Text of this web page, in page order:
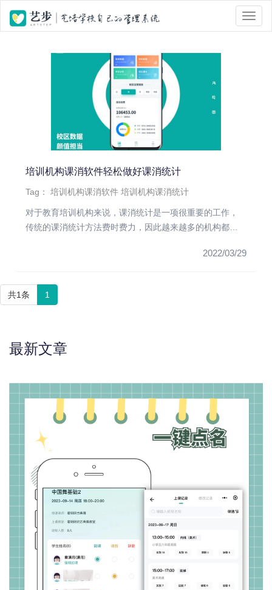
位置 : 首页 > Tag 标签页面 > 培训机构课消统计
培训机构课消软件轻松做好课消统计
Tag：培训机构课消软件 培训机构课消统计
对于教育培训机构来说，课消统计是一项很重要的工作，
传统的课消统计方法费时费力，因此越来越多的机构都在
2022/03/29
共1条 1
最新文章